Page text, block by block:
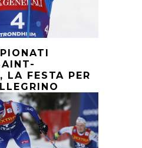
LA FESTA PER